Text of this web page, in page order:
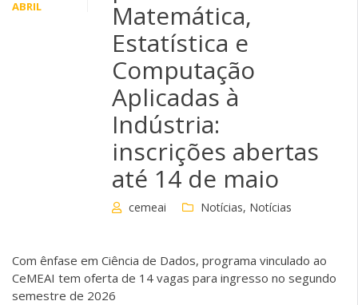
ABRIL
Matemática,
Estatística e
Computação
Aplicadas à
Indústria:
inscrições abertas
até 14 de maio
cemeai Notícias, Notícias
Com ênfase em Ciência de Dados, programa vinculado ao
CeMEAI tem oferta de 14 vagas para ingresso no segundo
semestre de 2026